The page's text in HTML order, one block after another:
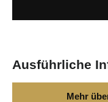
Ausführliche
Mehr